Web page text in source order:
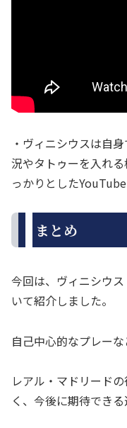
・ヴィニシウスは自
況やタトゥーを入れ
っかりとした
まとめ
今回は、ヴィニシウ
いて紹介しました。
自己中心的なプレー
レアル・マドリード
く、今後に期待でき